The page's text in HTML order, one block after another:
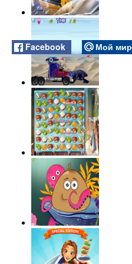
Facebook Мой мир